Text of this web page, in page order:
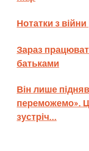
Нотатки з
Зараз
батьками
Він лише
переможемо».
зустріч...